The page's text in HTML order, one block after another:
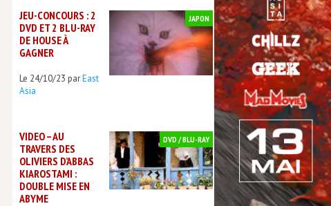
JEU-CONCOURS : 2
DVD ET 2 BLU-RAY
DE HOUSE À
GAGNER
Le 24/10/23 parEast
Asia
JAPON
VIDEO – AU
TRAVERS DES
OLIVIERS D’ABBAS
KIAROSTAMI :
DOUBLE MISE EN
ABYME
DVD / BLU-RAY